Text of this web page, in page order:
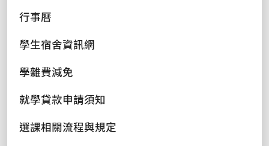
行事曆
學生宿舍資訊網
學雜費減免
就學貸款申請須知
選課相關流程與規定